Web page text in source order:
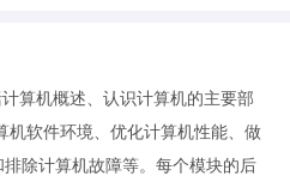
算机概述、认识计算机的主要部
机软件环境、优化计算机性能、做
除计算机故障等。每个模块的后